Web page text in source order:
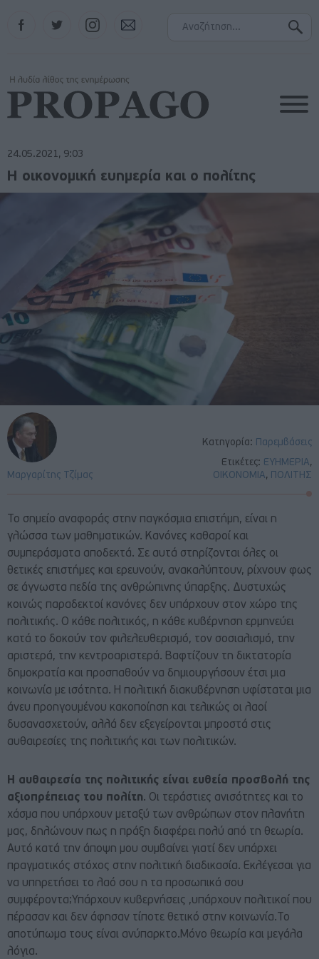
Instagram
24.05.2021, 9:03
Κατηγορία: Παρεμβάσεις
Ετικέτες: ΕΥΗΜΕΡΙΑ,
ΟΙΚΟΝΟΜΙΑ, ΠΟΛΙΤΗΣ
Μαργαρίτης Τζίμας
Η οικονομική ευημερία και ο πολίτης
Το σημείο αναφοράς στην παγκόσμια επιστήμη, είναι η
γλώσσα των μαθηματικών. Κανόνες καθαροί και
συμπεράσματα αποδεκτά. Σε αυτά στηρίζονται όλες οι
θετικές επιστήμες και ερευνούν, ανακαλύπτουν, ρίχνουν φως
σε άγνωστα πεδία της ανθρώπινης ύπαρξης. Δυστυχώς
κοινώς παραδεκτοί κανόνες δεν υπάρχουν στον χώρο της
πολιτικής. Ο κάθε πολιτικός, η κάθε κυβέρνηση ερμηνεύει
κατά το δοκούν τον φιλελευθερισμό, τον σοσιαλισμό, την
αριστερά, την κεντροαριστερά. Βαφτίζουν τη δικτατορία
δημοκρατία και προσπαθούν να δημιουργήσουν έτσι μια
κοινωνία με ισότητα. Η πολιτική διακυβέρνηση υφίσταται μια
άνευ προηγουμένου κακοποίηση και τελικώς οι λαοί
δυσανασχετούν, αλλά δεν εξεγείρονται μπροστά στις
αυθαιρεσίες της πολιτικής και των πολιτικών.
Η αυθαιρεσία της πολιτικής είναι ευθεία προσβολή της
αξιοπρέπειας του πολίτη. Οι τεράστιες ανισότητες και το
χάσμα που υπάρχουν μεταξύ των ανθρώπων στον πλανήτη
μας, δηλώνουν πως η πράξη διαφέρει πολύ από τη θεωρία.
Αυτό κατά την άποψη μου συμβαίνει γιατί δεν υπάρχει
πραγματικός στόχος στην πολιτική διαδικασία. Εκλέγεσαι για
να υπηρετήσει το λαό σου η τα προσωπικά σου
συμφέροντα;Υπάρχουν κυβερνήσεις ,υπάρχουν πολιτικοί που
πέρασαν και δεν άφησαν τίποτε θετικό στην κοινωνία.Το
αποτύπωμα τους είναι ανύπαρκτο.Μόνο θεωρία και μεγάλα
λόγια.